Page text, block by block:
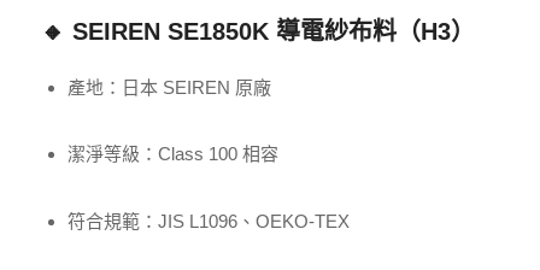
🔸 SEIREN SE1850K 導電紗布料（H3）
產地：日本 SEIREN 原廠
潔淨等級：Class 100 相容
符合規範：JIS L1096、OEKO-TEX